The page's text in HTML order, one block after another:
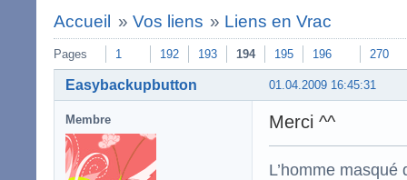
Accueil » Vos liens » Liens en Vrac
Pages 1 192 193 194 195 196 270
01.04.2009 16:45:31
Easybackupbutton
Membre Merci ^^
L’homme